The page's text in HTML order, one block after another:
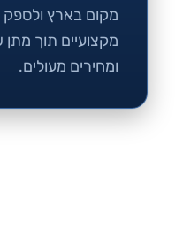
מקום בארץ ולספק
מקצועיים תוך מתן
ומחירים מעולים.